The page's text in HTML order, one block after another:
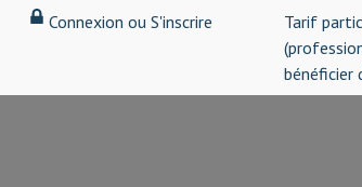
Connexion ou S'inscrire
Tarif
bénéficier